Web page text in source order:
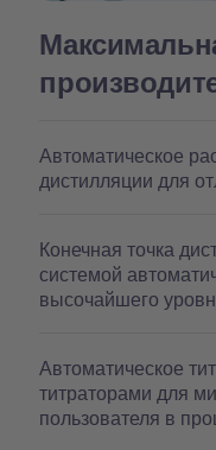
Автоматическое
дистилляции для
Конечная точка
системой
высочайшего
Автоматическое
титраторами для
пользователя в